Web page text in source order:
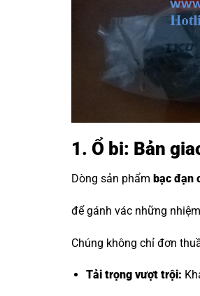
1. Ổ bi: Bản
Dòng sản phẩm bạc đạn
để gánh vác những
Chúng không chỉ đơn
Tải trọng vượt trội: